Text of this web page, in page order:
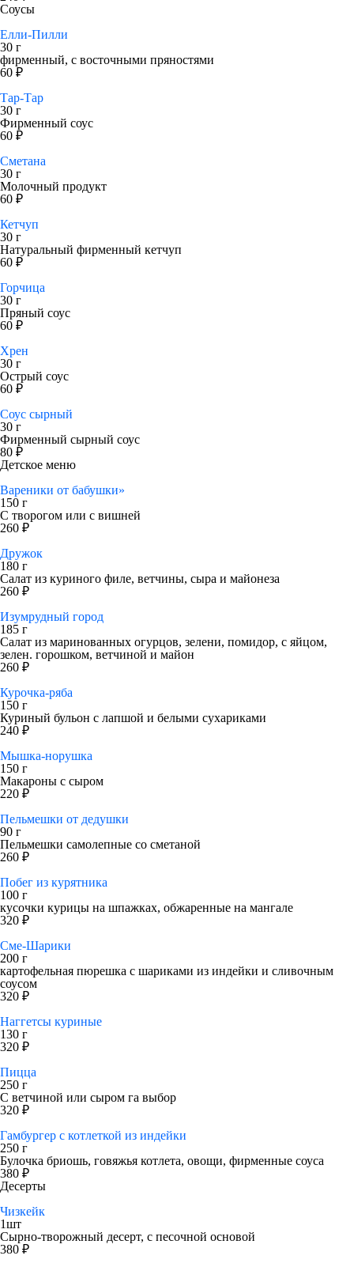
Соусы
Елли-Пилли
30 г
фирменный, с восточными пряностями
60 ₽
Тар-Тар
30 г
Фирменный соус
60 ₽
Сметана
30 г
Молочный продукт
60 ₽
Кетчуп
30 г
Натуральный фирменный кетчуп
60 ₽
Горчица
30 г
Пряный соус
60 ₽
Хрен
30 г
Острый соус
60 ₽
Соус сырный
30 г
Фирменный сырный соус
80 ₽
Детское меню
Вареники от бабушки»
150 г
С творогом или с вишней
260 ₽
Дружок
180 г
Салат из куриного филе, ветчины, сыра и майонеза
260 ₽
Изумрудный город
185 г
Салат из маринованных огурцов, зелени, помидор, с яйцом,
зелен. горошком, ветчиной и майон
260 ₽
Курочка-ряба
150 г
Куриный бульон с лапшой и белыми сухариками
240 ₽
Мышка-норушка
150 г
Макароны с сыром
220 ₽
Пельмешки от дедушки
90 г
Пельмешки самолепные со сметаной
260 ₽
Побег из курятника
100 г
кусочки курицы на шпажках, обжаренные на мангале
320 ₽
Сме-Шарики
200 г
картофельная пюрешка с шариками из индейки и сливочным
соусом
320 ₽
Наггетсы куриные
130 г
320 ₽
Пицца
250 г
С ветчиной или сыром га выбор
320 ₽
Гамбургер с котлеткой из индейки
250 г
Булочка бриошь, говяжья котлета, овощи, фирменные соуса
380 ₽
Десерты
Чизкейк
1шт
Сырно-творожный десерт, с песочной основой
380 ₽